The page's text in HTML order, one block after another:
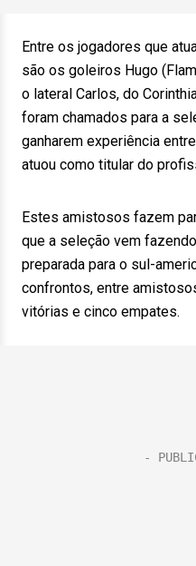
Entre os jogadores que
são os goleiros Hugo
o lateral Carlos, do
foram chamados para a
ganharem experiência
atuou como titular do
Estes amistosos fazem
que a seleção vem
preparada para o sul-
confrontos, entre
vitórias e cinco empates.